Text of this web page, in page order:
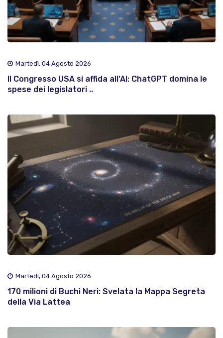
Martedì, 04 Agosto 2026
Il Congresso USA si affida all'AI: ChatGPT domina le
spese dei legislatori ..
Martedì, 04 Agosto 2026
170 milioni di Buchi Neri: Svelata la Mappa Segreta
della Via Lattea